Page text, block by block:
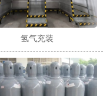
氢气充装